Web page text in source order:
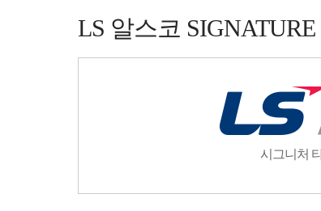
LS 알스코 SIGNATURE
시그니처